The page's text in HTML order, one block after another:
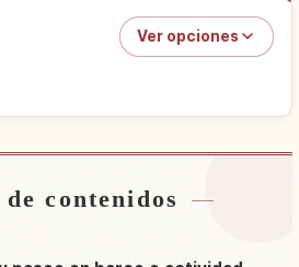
Ver opciones
alojamiento↗
contenidos